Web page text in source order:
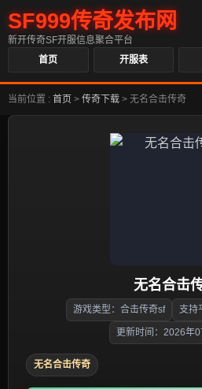
SF999传奇发布网
新开传奇SF开服信息聚合平台
首页
开服表
当前位置 : 首页 > 传奇下载 > 无名合击传奇
无名合击
游戏类型：合击传奇sf 支持
更新时间：2026年
无名合击传奇